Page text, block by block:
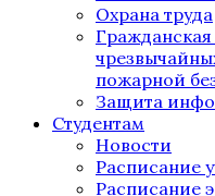
Охрана труда
пожарной
Защита
Студентам
Новости
Расписание
Расписание